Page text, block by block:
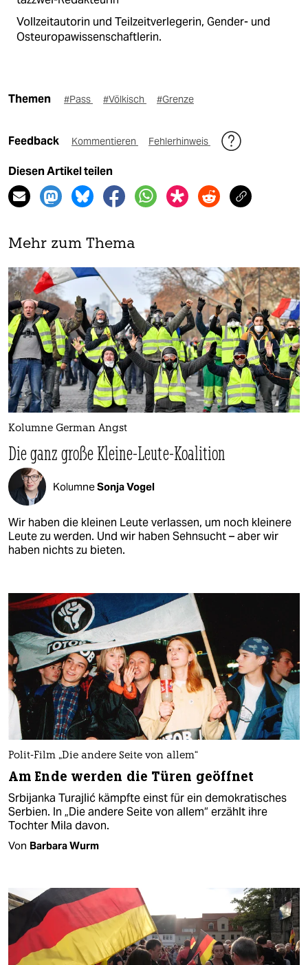
Vollzeitautorin und Teilzeitverlegerin, Gender- und
Osteuropawissenschaftlerin.
Themen #Pass #Völkisch #Grenze
Feedback Kommentieren Fehlerhinweis
Diesen Artikel teilen
Mehr zum Thema
Kolumne German Angst
Die ganz große Kleine-Leute-Koalition
KolumneSonja Vogel
Wir haben die kleinen Leute verlassen, um noch kleinere
Leute zu werden. Und wir haben Sehnsucht – aber wir
haben nichts zu bieten.
Polit-Film „Die andere Seite von allem“
Am Ende werden die Türen geöffnet
Srbijanka Turajlić kämpfte einst für ein demokratisches
Serbien. In „Die andere Seite von allem“ erzählt ihre
Tochter Mila davon.
Von Barbara Wurm